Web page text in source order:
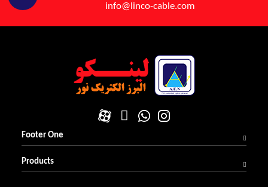
info@linco-cable.com
Footer One
Products